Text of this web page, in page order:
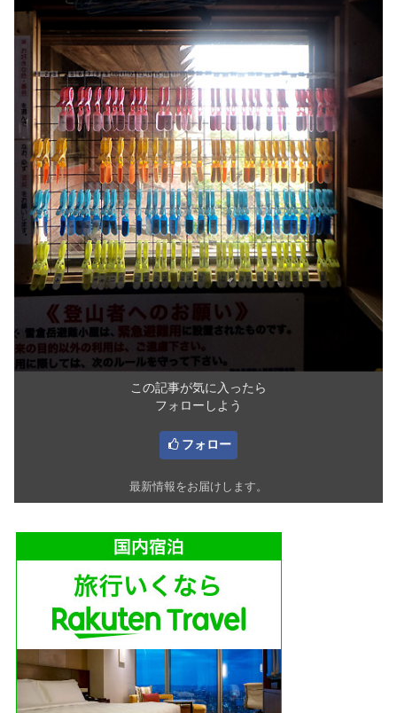
この記事が気に入ったら
フォローしよう
フォロー
最新情報をお届けします。